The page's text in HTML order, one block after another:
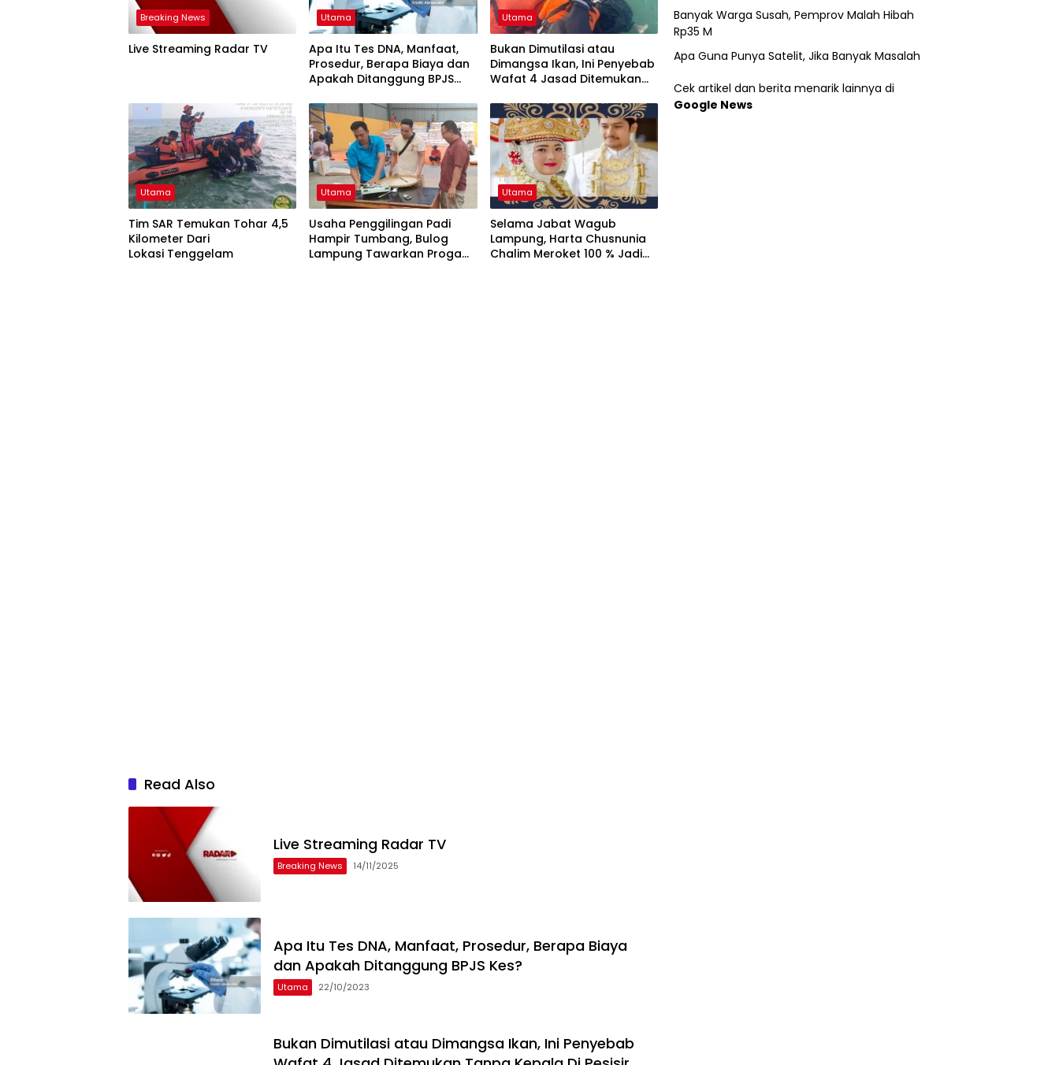
Breaking News
Live Streaming Radar TV
Utama
Apa Itu Tes DNA, Manfaat,
Prosedur, Berapa Biaya dan
Apakah Ditanggung BPJS
Utama
Bukan Dimutilasi atau
Dimangsa Ikan, Ini Penyebab
Wafat 4 Jasad Ditemukan
Lampung!
Utama
Tim SAR Temukan Tohar 4,5
Kilometer Dari
Lokasi Tenggelam
Utama
Usaha Penggilingan Padi
Hampir Tumbang, Bulog
Lampung Tawarkan Progam
Utama
Selama Jabat Wagub
Lampung, Harta Chusnunia
Chalim Meroket 100 % Jadi
Read Also
Live Streaming Radar TV
Breaking News 14/11/2025
Apa Itu Tes DNA, Manfaat, Prosedur, Berapa Biaya
dan Apakah Ditanggung BPJS Kes?
Utama 22/10/2023
Bukan Dimutilasi atau Dimangsa Ikan, Ini Penyebab
Banyak Warga Susah, Pemprov Malah Hibah
Rp35 M
Apa Guna Punya Satelit, Jika Banyak Masalah
Cek artikel dan berita menarik lainnya di
Google News